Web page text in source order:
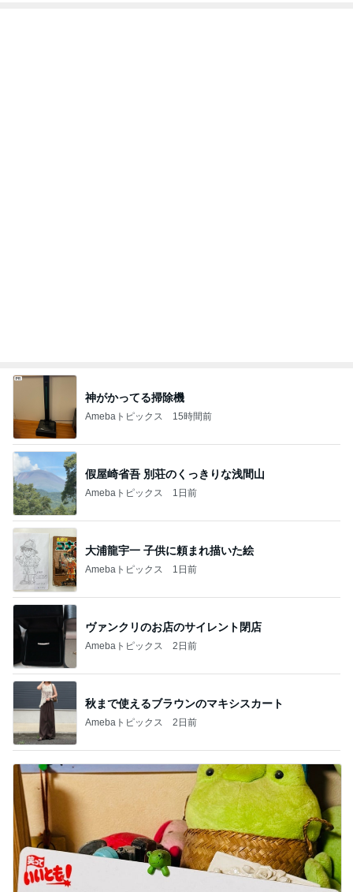
神がかってる掃除機
Amebaトピックス 15時間前
假屋崎省吾 別荘のくっきりな浅間山
Amebaトピックス 1日前
大浦龍宇一 子供に頼まれ描いた絵
Amebaトピックス 1日前
ヴァンクリのお店のサイレント閉店
Amebaトピックス 2日前
秋まで使えるブラウンのマキシスカート
Amebaトピックス 2日前